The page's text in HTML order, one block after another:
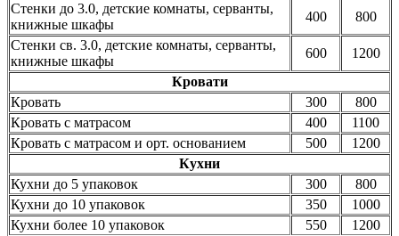
Стенки до 3.0, детские комнаты, серванты,
книжные шкафы
400
800
Стенки св. 3.0, детские комнаты, серванты,
книжные шкафы
600
1200
Кровати
Кровать
300
800
Кровать с матрасом
400
1100
Кровать с матрасом и орт. основанием
500
1200
Кухни
Кухни до 5 упаковок
300
800
Кухни до 10 упаковок
350
1000
Кухни более 10 упаковок
550
1200